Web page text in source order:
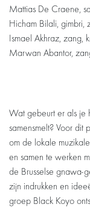
Mattias De Craene,
Hicham Bilali, gimbri,
Ismael Akhraz, zang,
Marwan Abantor,
Wat gebeurt er als je
samensmelt? Voor
om de lokale
en samen te werken
de Brusselse gnawa-
zijn indrukken en
groep Black Koyo